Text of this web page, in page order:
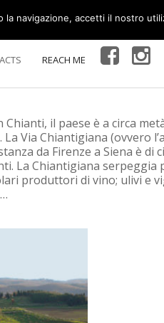
REACH ME
il paese è a circa
Via Chiantigiana (ovvero
da Firenze a Siena è di
La Chiantigiana
produttori di vino; ulivi e
navigazione, accetti il nostro